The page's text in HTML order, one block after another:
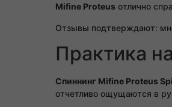
Mifine Proteus отлично
Отзывы подтверждают:
Практика
Спиннинг Mifine Proteus
отчетливо ощущаются в